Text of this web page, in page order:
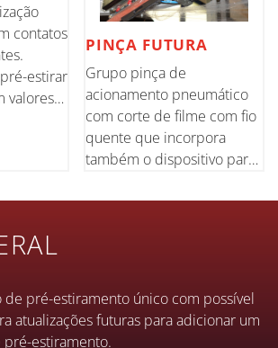
contatos
estirar
valores
PINÇA FUTURA
Grupo pinça de
acionamento pneumático
com corte de filme com fio
quente que incorpora
também o dispositivo para
extremidade do filme no
de pré-estiramento único com possível
atualizações futuras para adicionar um
estiramento.